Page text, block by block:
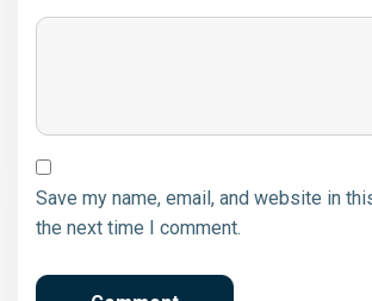
Save my name, email, and website in
the next time I comment.